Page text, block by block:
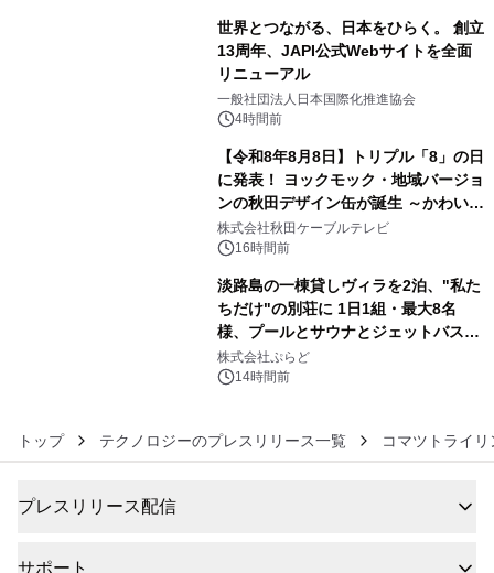
世界とつながる、日本をひらく。 創立
13周年、JAPI公式Webサイトを全面
リニューアル
一般社団法人日本国際化推進協会
4時間前
【令和8年8月8日】トリプル「8」の日
に発表！ ヨックモック・地域バージョ
ンの秋田デザイン缶が誕生 ～かわいい
秋田犬の子犬と秋田の四季と名所を巡
るパッケージ～ 9月1日(火)秋田県内で
株式会社秋田ケーブルテレビ
16時間前
淡路島の一棟貸しヴィラを2泊、"私た
ちだけ"の別荘に 1日1組・最大8名
様、プールとサウナとジェットバス付
きで Villa Mon Temps AWAJIの連泊
素泊りプラン
株式会社ぷらど
14時間前
トップ テクノロジーのプレスリリース一覧 コマツトライ
プレスリリース配信
サポート